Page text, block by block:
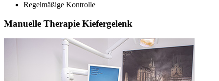
Regelmäßige Kontrolle
Manuelle Therapie Kiefergelenk